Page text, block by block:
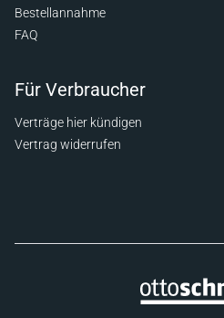
Bestellannahme
FAQ
Für Verbraucher
Verträge hier kündigen
Vertrag widerrufen